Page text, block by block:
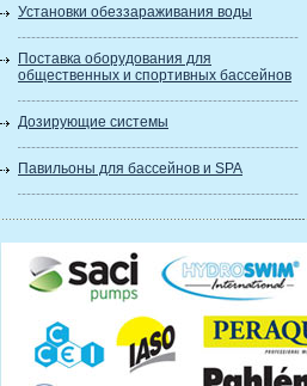
Установки обеззараживания воды
Поставка оборудования для
общественных и спортивных бассейнов
Дозирующие системы
Павильоны для бассейнов и SPA